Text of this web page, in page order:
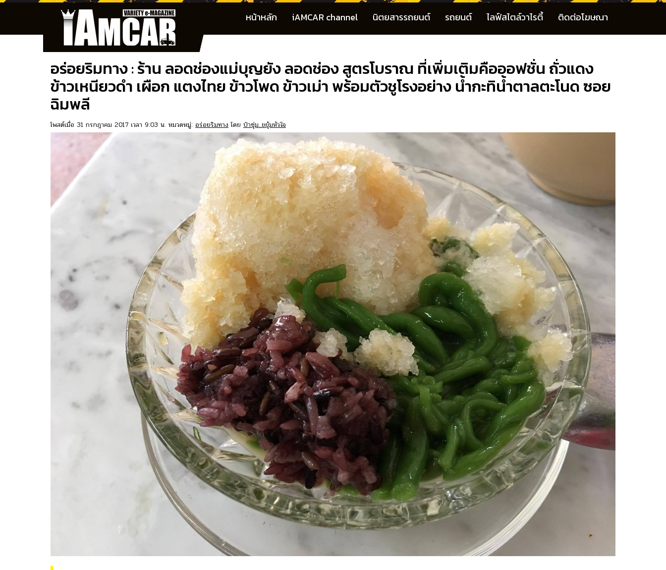
หน้าหลัก iAMCAR channel นิตยสารรถยนต์ รถยนต์ ไลฟ์สไตล์วาไรตี้ ติดต่อโฆษณา
อร่อยริมทาง : ร้าน ลอดช่องแม่บุญยัง ลอดช่อง สูตรโบราณ ที่เพิ่มเติมคือออฟชั่น ถั่วแดง
ข้าวเหนียวดำ เผือก แตงไทย ข้าวโพด ข้าวเม่า พร้อมตัวชูโรงอย่าง น้ำกะทิน้ำตาลตะโนด ซอย
ฉิมพลี
โพสต์เมื่อ 31 กรกฎาคม 2017 เวลา 9:03 น. หมวดหมู่: อร่อยริมทาง โดย ป๋าซุ่ม..ขยุ้มหัวใจ